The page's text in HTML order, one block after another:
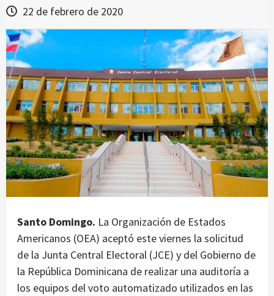
22 de febrero de 2020
Santo Domingo. La Organización de Estados
Americanos (OEA) aceptó este viernes la solicitud
de la Junta Central Electoral (JCE) y del Gobierno de
la República Dominicana de realizar una auditoría a
los equipos del voto automatizado utilizados en las